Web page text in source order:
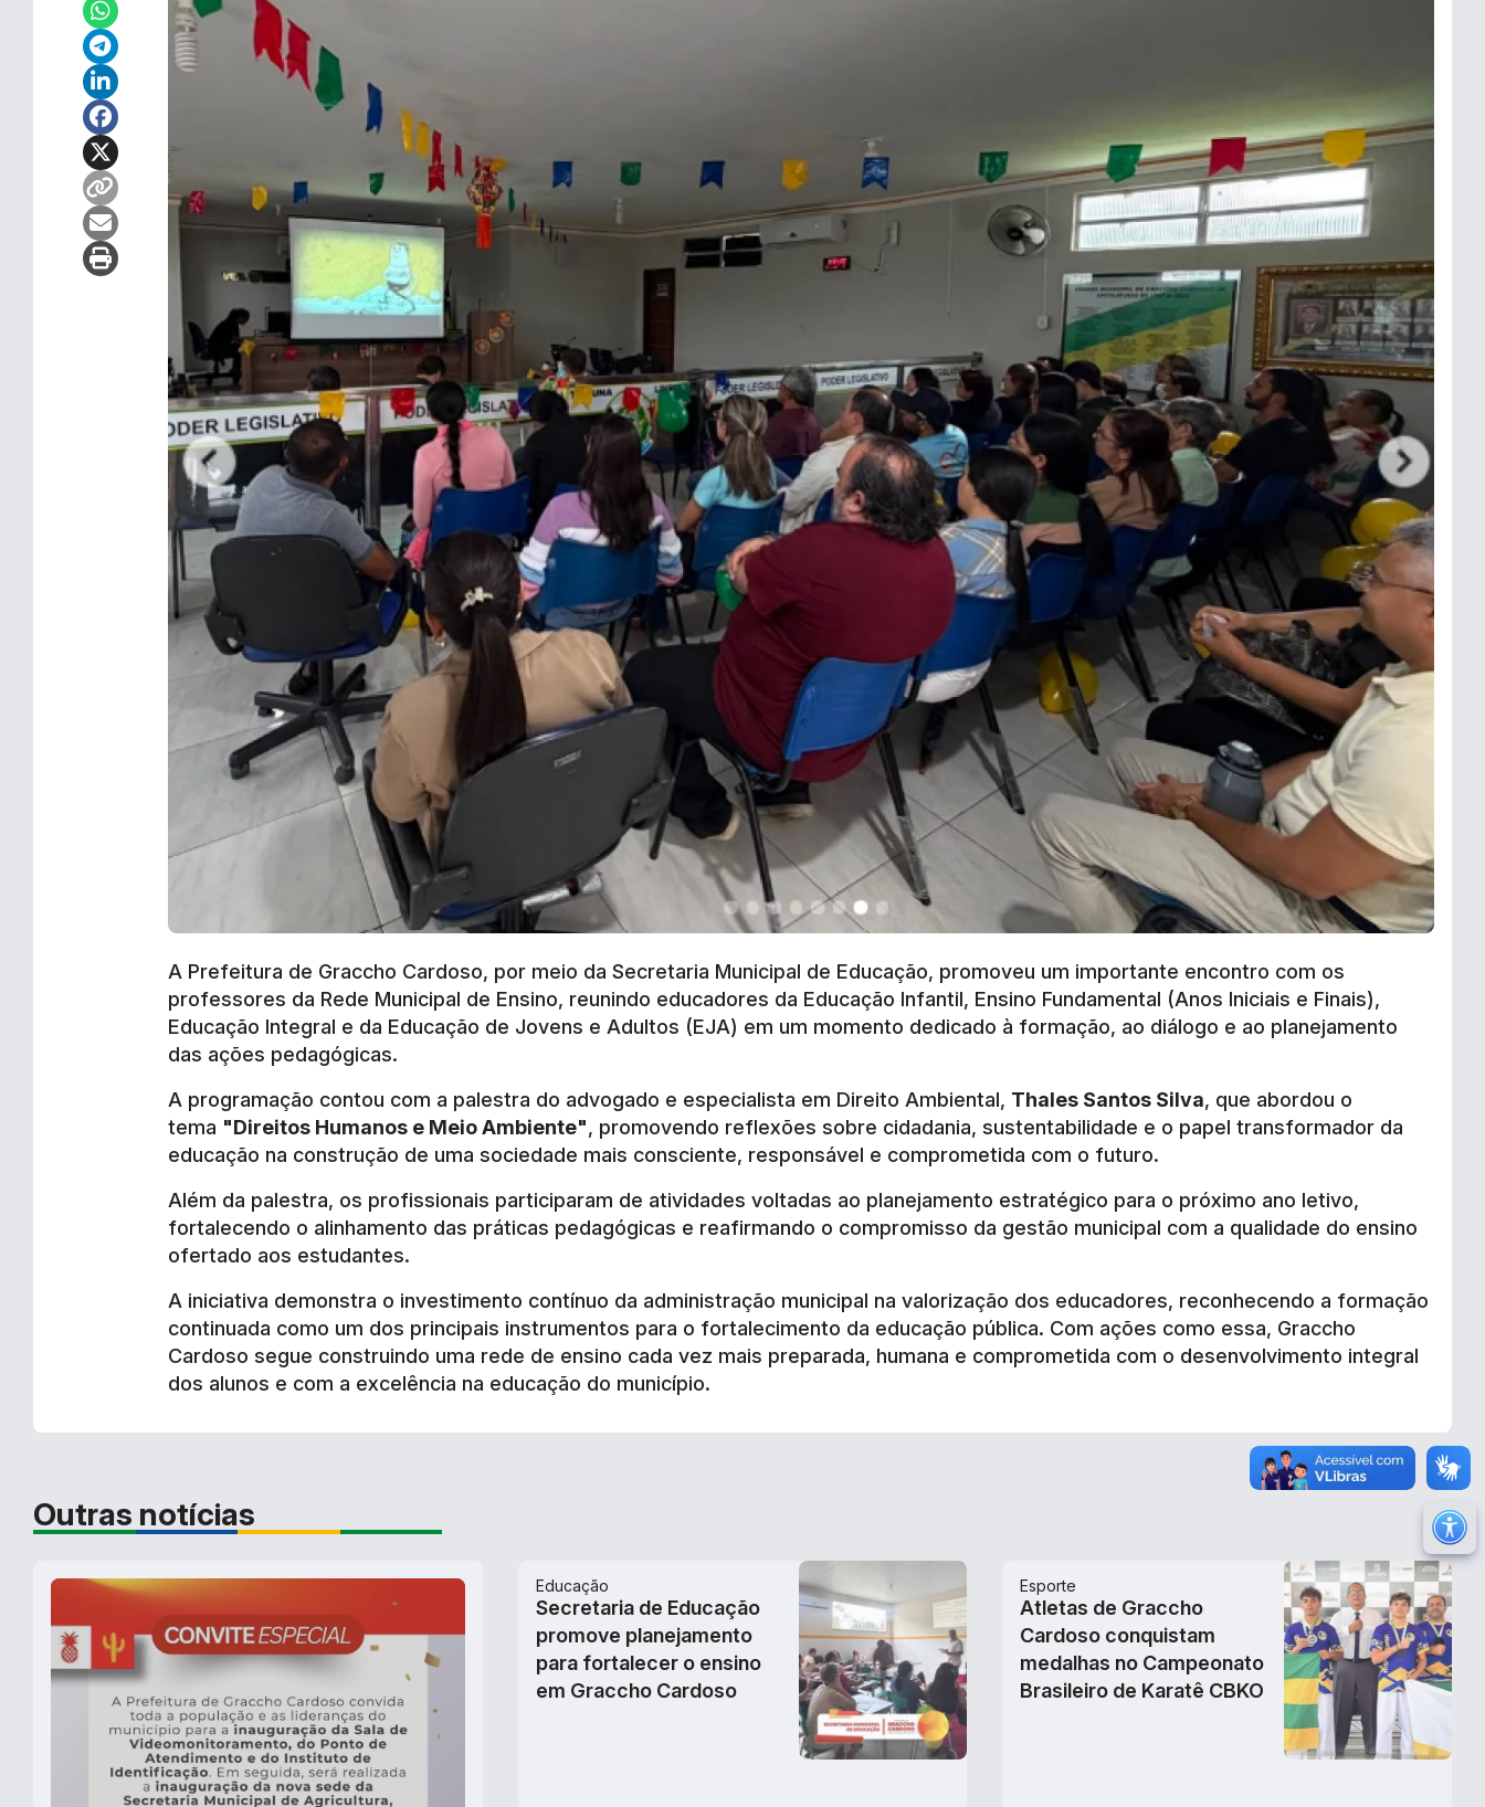
Obras
Saúde Pública
Links Úteis
Galeria de
Vídeos
Antes e
Depois
Downloads
COVID-19
LGPD e
Governo
Digital
RSS/FEED
A Prefeitura de Graccho Cardoso, por meio da Secretaria Municipal de Educação, promoveu um importante encontro com os
professores da Rede Municipal de Ensino, reunindo educadores da Educação Infantil, Ensino Fundamental (Anos Iniciais e Finais),
Educação Integral e da Educação de Jovens e Adultos (EJA) em um momento dedicado à formação, ao diálogo e ao planejamento
das ações pedagógicas.
A programação contou com a palestra do advogado e especialista em Direito Ambiental, Thales Santos Silva, que abordou o
tema "Direitos Humanos e Meio Ambiente", promovendo reflexões sobre cidadania, sustentabilidade e o papel transformador da
educação na construção de uma sociedade mais consciente, responsável e comprometida com o futuro.
Além da palestra, os profissionais participaram de atividades voltadas ao planejamento estratégico para o próximo ano letivo,
fortalecendo o alinhamento das práticas pedagógicas e reafirmando o compromisso da gestão municipal com a qualidade do ensino
ofertado aos estudantes.
A iniciativa demonstra o investimento contínuo da administração municipal na valorização dos educadores, reconhecendo a formação
continuada como um dos principais instrumentos para o fortalecimento da educação pública. Com ações como essa, Graccho
Cardoso segue construindo uma rede de ensino cada vez mais preparada, humana e comprometida com o desenvolvimento integral
dos alunos e com a excelência na educação do município.
Outras notícias
Educação
Secretaria de Educação
promove planejamento
para fortalecer o ensino
em Graccho Cardoso
Esporte
Atletas de Graccho
Cardoso conquistam
medalhas no Campeonato
Brasileiro de Karatê CBKO
Ir